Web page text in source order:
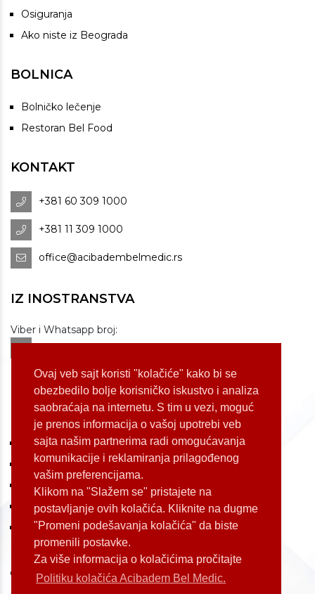
Ovaj veb sajt koristi "kolačiće" kako bi se
obezbedilo bolje korisničko iskustvo i analiza
saobraćaja na internetu. S tim u vezi, moguć
je prenos informacija o vašoj upotrebi veb
sajta našim partnerima radi omogućavanja
komunikacije i reklamiranja prilagođenog
vašim preferencijama.
Klikom na "Slažem se" pristajete na
postavljanje ovih kolačića. Kliknite na dugme
"Promeni podešavanja kolačića" da biste
promenili postavke.
Za više informacija o kolačićima pročitajte
Politiku kolačića Acibadem Bel Medic.
Osiguranja
Ako niste iz Beograda
BOLNICA
Bolničko lečenje
Restoran Bel Food
KONTAKT
+381 60 309 1000
+381 11 309 1000
office@acibadembelmedic.rs
IZ INOSTRANSTVA
Viber i Whatsapp broj:
+381 60 309 1070
Dostupnost: od 07 do 22h
LOKACIJE
Koste Jovanovića 87 (Voždovac)
Bulevar Oslobođenja 155 (Voždovac)
Bulevar Oslobođenja 165 (Voždovac)
Kneginje Zorke 7 (Slavija)
Palmira Toljatija 1 (Novi Beograd)